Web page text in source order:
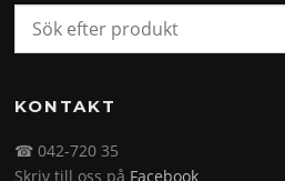
KONTAKT
☎ 042-720 35
Skriv till oss på Facebook